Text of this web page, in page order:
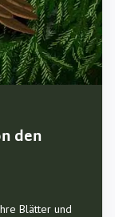
den
Blätter und